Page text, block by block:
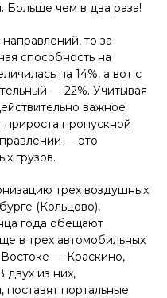
Больше чем в два раза!
то за
способность на
на 14%, а вот с
— 22%. Учитывая
важное
пропускной
— это
грузов.
трех воздушных
(Кольцово),
года обещают
в трех автомобильных
— Краскино,
двух из них,
портальные